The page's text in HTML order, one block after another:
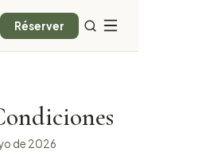
Réserver
de 2026